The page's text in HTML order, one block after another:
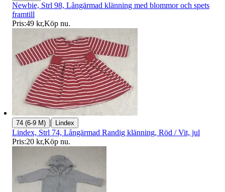
Newbie, Strl 98, Långärmad klänning med blommor och spets
framtill
Pris:49 kr,Köp nu.
74 (6-9 M) | Lindex
Lindex, Strl 74, Långärmad Randig klänning, Röd / Vit, jul
Pris:20 kr,Köp nu.